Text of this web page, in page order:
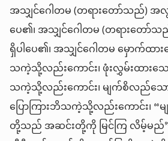
အသျှင်ဂေါတမ (တရားတော်သည်)
ပေ၏၊ အသျှင်ဂေါတမ (တရားတေ
ရှိပါပေ၏၊ အသျှင်ဂေါတမ မှောက်ထ
သကဲ့သို့လည်းကောင်း၊ ဖုံးလွှမ်းထားသ
သကဲ့သို့လည်းကောင်း၊ မျက်စိလည်သေ
ပြောကြားဘိသကဲ့သို့လည်းကောင်း၊ “
တို့သည် အဆင်းတို့ကို မြင်ကြ လိမ့်မည်